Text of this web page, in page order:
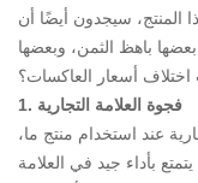
الصناعة في الهواء الطلق
صناعة السفن
صناعة السيارات
صناعة الأجهزة الكهربائية
صناعة الطاقة الكهربائية
المنتج، سيجدون أيضًا أن
باهظ الثمن، وبعضها
أسعار العاكسات؟
1. فجوة العلامة التجارية
عند استخدام منتج ما،
بأداء جيد في العلامة